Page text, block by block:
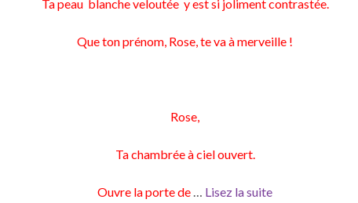
Ta peau blanche veloutée y est si joliment contrastée.
Que ton prénom, Rose, te va à merveille !
Rose,
Ta chambrée à ciel ouvert.
Ouvre la porte de … Lisez la suite